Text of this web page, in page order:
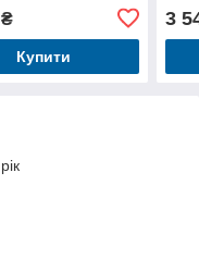
Купити
3